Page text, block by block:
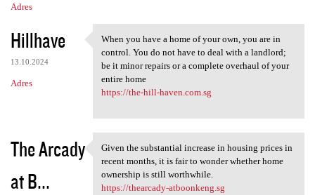
Adres
Hillhave
13.10.2024
Adres
When you have a home of your
When you have a home of your own, you are in
control. You do not have to deal with a landlord;
be it minor repairs or a complete overhaul of your
entire home
https://the-hill-haven.com.sg
The Arcady
at B...
Given the substantial
Given the substantial increase in housing prices in
recent months, it is fair to wonder whether home
ownership is still worthwhile.
https://thearcady-atboonkeng.sg